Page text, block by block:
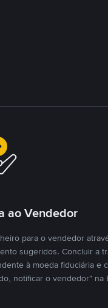
ao Vendedor
para o vendedor
sugeridos. Concluir a
à moeda fiduciária e
notificar o vendedor" na